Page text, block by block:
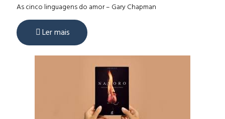
As cinco linguagens do amor – Gary Chapman
Ler mais